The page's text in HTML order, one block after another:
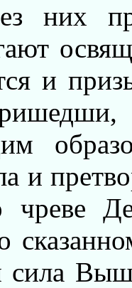
них
и
и
сила